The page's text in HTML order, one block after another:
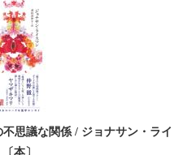
思議な関係 / ジョナサン・ライ
本〕